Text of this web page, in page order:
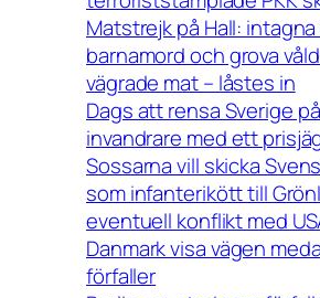
Matstrejk på Hall:
barnamord och grova
vägrade mat – låstes in
Dags att rensa Sverige
invandrare med ett
Sossarna vill skicka
som infanterikött till
eventuell konflikt med
Danmark visa vägen
förfaller